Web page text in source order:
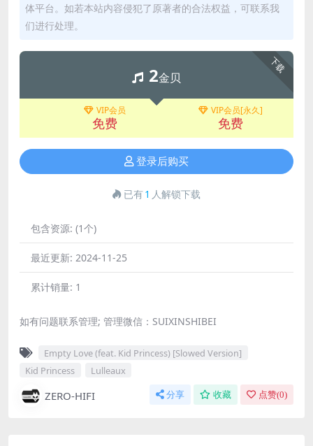
体平台。如若本站内容侵犯了原著者的合法权益，可联系我
们进行处理。
下载
2金贝
VIP会员
免费
VIP会员[永久]
免费
登录后购买
已有1 人解锁下载
包含资源: (1个)
最近更新: 2024-11-25
累计销量: 1
如有问题联系管理; 管理微信：SUIXINSHIBEI
Empty Love (feat. Kid Princess) [Slowed Version]
Kid Princess
Lulleaux
ZERO-HIFI 分享 收藏 点赞(0)